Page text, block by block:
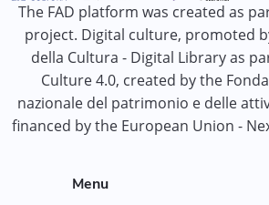
The FAD platform was created as
project. Digital culture, promoted
della Cultura - Digital Library as
Culture 4.0, created by the
nazionale del patrimonio e delle
financed by the European Union -
Menu